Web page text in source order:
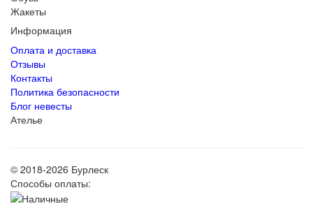
Жакеты
Информация
Оплата и доставка
Отзывы
Контакты
Политика безопасности
Блог невесты
Ателье
© 2018-2026 Бурлеск
Способы оплаты: